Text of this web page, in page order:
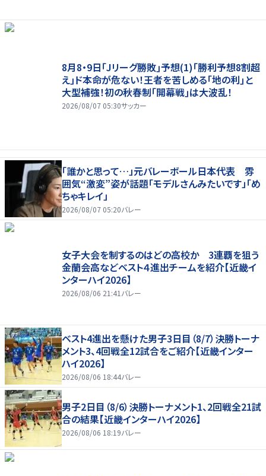
8月8・9日｢Jリーグ勝敗｣予想(1)｢勝利予想8割超
え｣ド本命が危ない！王者を苦しめる｢地の利｣と
大型補強！初の秋春制｢開幕戦｣は大波乱！
2026/08/07 05:30サッカー
「誰かと思って…」元バレーボール日本代表 雰
囲気“激変”姿が話題「モデルさんみたいです」「め
ちゃキレイ」
2026/08/07 05:20バレー
女子大会を制するのはどの高校か 3連覇を狙う
金蘭会高などベスト４進出チームを紹介【近畿イ
ンターハイ2026】
2026/08/06 21:41 バレー
ベスト4進出を懸けた男子3日目（8/7）決勝トーナ
メント3、4回戦全12試合をご紹介【近畿インター
ハイ2026】
2026/08/06 18:44バレー
男子2日目（8/6）決勝トーナメント1、2回戦全21試
合の結果【近畿インターハイ2026】
2026/08/06 18:19バレー